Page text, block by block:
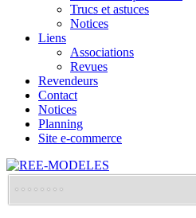
Trucs et astuces
Notices
Liens
Associations
Revues
Revendeurs
Contact
Notices
Planning
Site e-commerce